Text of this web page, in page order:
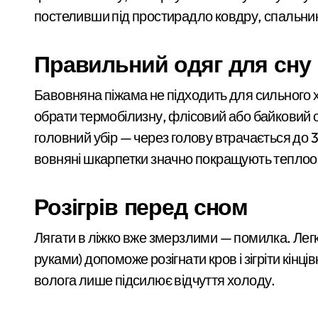
Легендарне «Слоненя» має шанси
Смертельна аварія в Києві:
У Києві військового з СЗЧ затримали
Київщина і ще дві області отримали
Київщина в небезпеці: за добу
Трагедія на Київщині: рятувальники
Хаос з паркуванням у центрі Києва:
У Києві судитимуть шахрая, який
З 1 серпня БТІ Києва розпочало
постеливши під простирадло ковдру,
Правильний одяг для сну
Бавовняна піжама не підходить для
обрати термобілизну, флісовий або байковий
головний убір — через голову втрачається
вовняні шкарпетки значно покращують
Розігрів перед сном
Лягати в ліжко вже змерзлими — помилка.
руками) допоможе розігнати кров і зігріти
волога лише підсилює відчуття холоду.
ракети та дрони на
Київ